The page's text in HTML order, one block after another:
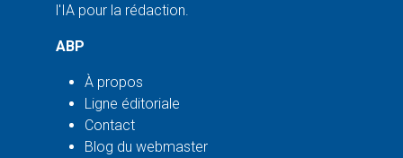
l'IA pour la rédaction.
ABP
À propos
Ligne éditoriale
Contact
Blog du webmaster